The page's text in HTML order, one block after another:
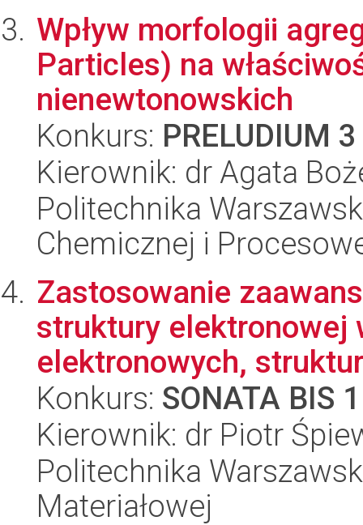
Wpływ morfologii
Particles) na
nienewtonowskich
Konkurs: PRELUDIUM 3
Kierownik: dr Agata
Politechnika
Chemicznej i
Zastosowanie
struktury elektronowej
elektronowych,
Konkurs: SONATA BIS 1
Kierownik: dr Piotr
Politechnika
Materiałowej